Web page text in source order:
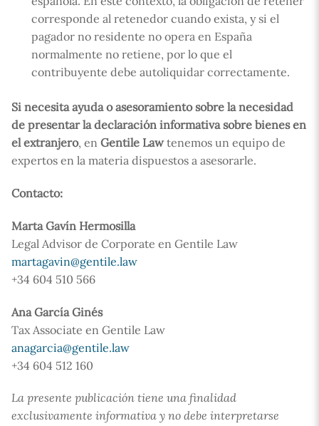
corresponde al retenedor cuando exista, y si el
pagador no residente no opera en España
normalmente no retiene, por lo que el
contribuyente debe autoliquidar correctamente.
Si necesita ayuda o asesoramiento sobre la necesidad
de presentar la declaración informativa sobre bienes en
el extranjero, en Gentile Lawtenemos un equipo de
expertos en la materia dispuestos a asesorarle.
Contacto:
Marta Gavín Hermosilla
Legal Advisor de Corporate en Gentile Law
martagavin@gentile.law
+34 604 510 566
Ana García Ginés
Tax Associate en Gentile Law
anagarcia@gentile.law
+34 604 512 160
La presente publicación tiene una finalidad
exclusivamente informativa y no debe interpretarse